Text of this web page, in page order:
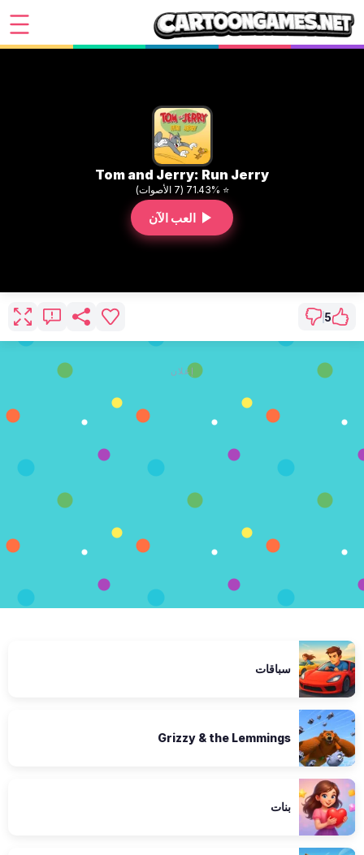
Tom and Jerry: Run Jerry
⭐ 71.43% (7 الأصوات)
العب الآن
5
إعلان
سباقات
Grizzy & the Lemmings
بنات